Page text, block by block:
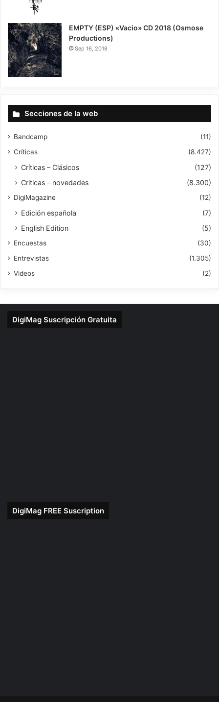
9
EMPTY (ESP) «Vacio» CD 2018 (Osmose
Productions)
Sep 16, 2018
Secciones de la web
Bandcamp
(11)
Críticas
(8.427)
Críticas – Clásicos
(127)
Criticas – novedades
(8.300)
DigiMagazine (12)
Edición española
(7)
English Edition
(5)
Encuestas
(30)
Entrevistas
(1.305)
Videos
(2)
DigiMag Suscripción Gratuita
DigiMag FREE Suscription